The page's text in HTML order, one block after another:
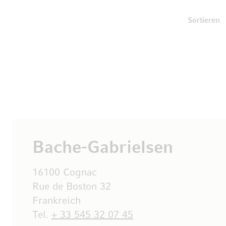
Sortieren
Bache-Gabrielsen
16100 Cognac
Rue de Boston 32
Frankreich
Tel. + 33 545 32 07 45